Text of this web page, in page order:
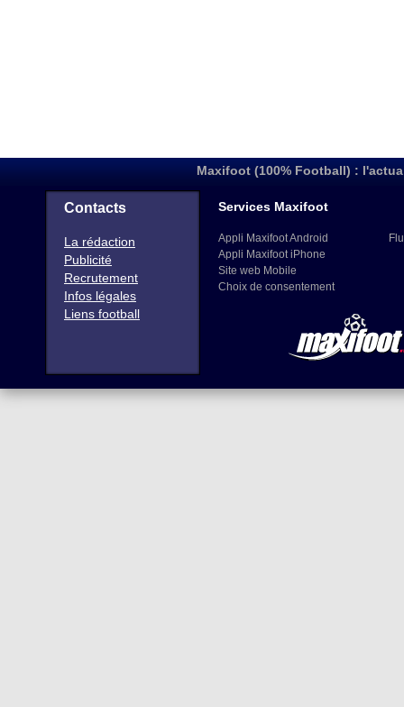
Maxifoot (100% Football) :
Contacts
La rédaction
Publicité
Recrutement
Infos légales
Liens football
Services Maxifoot
Appli Maxifoot Android
Appli Maxifoot iPhone
Site web Mobile
Choix de consentement